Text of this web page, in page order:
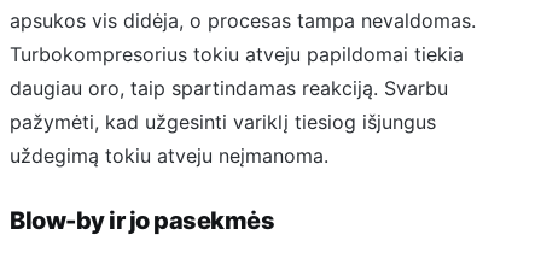
apsukos vis didėja, o procesas tampa nevaldomas.
Turbokompresorius tokiu atveju papildomai tiekia
daugiau oro, taip spartindamas reakciją. Svarbu
pažymėti, kad užgesinti variklį tiesiog išjungus
uždegimą tokiu atveju neįmanoma.
Blow-by ir jo pasekmės